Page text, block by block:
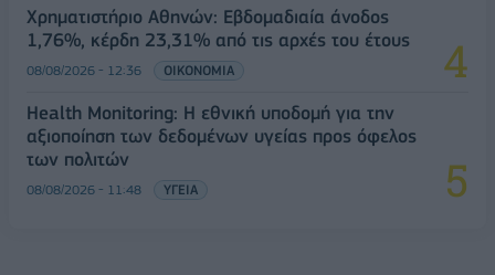
Χρηματιστήριο Αθηνών: Εβδομαδιαία άνοδος
1,76%, κέρδη 23,31% από τις αρχές του έτους
08/08/2026 - 12:36 ΟΙΚΟΝΟΜΙΑ
Health Monitoring: Η εθνική υποδομή για την
αξιοποίηση των δεδομένων υγείας προς όφελος
των πολιτών
08/08/2026 - 11:48 ΥΓΕΙΑ